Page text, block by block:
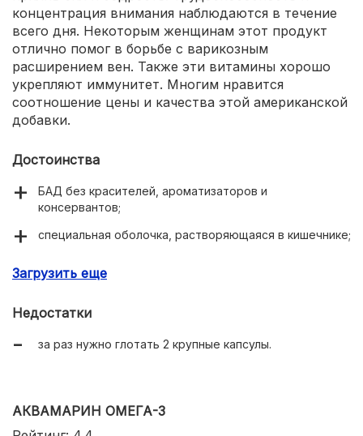
концентрация внимания наблюдаются в течение
всего дня. Некоторым женщинам этот продукт
отлично помог в борьбе с варикозным
расширением вен. Также эти витамины хорошо
укрепляют иммунитет. Многим нравится
соотношение цены и качества этой американской
добавки.
Достоинства
БАД без красителей, ароматизаторов и
консервантов;
специальная оболочка, растворяющаяся в кишечнике;
болезни;
Загрузить еще
Недостатки
за раз нужно глотать 2 крупные капсулы.
АКВАМАРИН ОМЕГА-3